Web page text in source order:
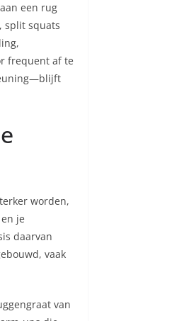
een rug
split squats
frequent af te
worden,
je
daarvan
vaak
van